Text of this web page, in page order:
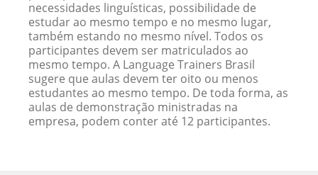
necessidades linguísticas, possibilidade de
estudar ao mesmo tempo e no mesmo lugar,
também estando no mesmo nível. Todos os
participantes devem ser matriculados ao
mesmo tempo. A Language Trainers Brasil
sugere que aulas devem ter oito ou menos
estudantes ao mesmo tempo. De toda forma, as
aulas de demonstração ministradas na
empresa, podem conter até 12 participantes.